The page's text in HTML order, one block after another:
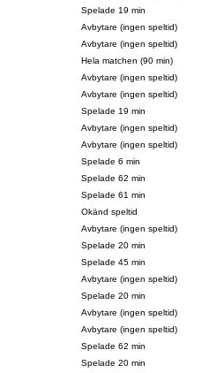
Spelade 19 min
Avbytare (ingen speltid)
Avbytare (ingen speltid)
Hela matchen (90 min)
Avbytare (ingen speltid)
Avbytare (ingen speltid)
Spelade 19 min
Avbytare (ingen speltid)
Avbytare (ingen speltid)
Spelade 6 min
Spelade 62 min
Spelade 61 min
Okänd speltid
Avbytare (ingen speltid)
Spelade 20 min
Spelade 45 min
Avbytare (ingen speltid)
Spelade 20 min
Avbytare (ingen speltid)
Avbytare (ingen speltid)
Spelade 62 min
Spelade 20 min